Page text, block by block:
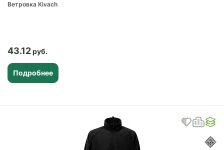
Ветровка Kivach
43.12
Подробнее